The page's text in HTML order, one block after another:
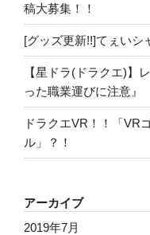
稿大募集！！
[グッズ更新!!]てぇいシ
【星ドラ(ドラクエ)】
った職業運びに注意』
ドラクエVR！！「VR
ル」？！
アーカイブ
2019年7月